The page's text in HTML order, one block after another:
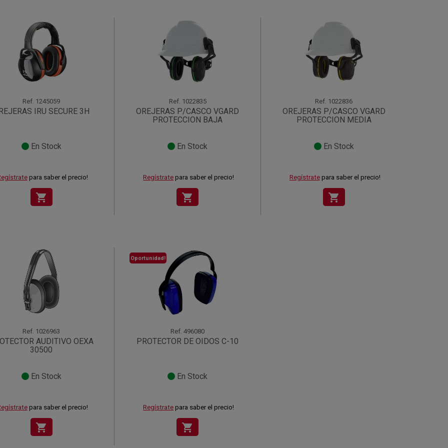
Ref. 1245059
IRU SECURE 3H
En Stock
para saber el precio!
shopping_cart
Ref. 1022835
OREJERAS P/CASCO VGARD
PROTECCION BAJA
En Stock
Regístrate para saber el precio!
shopping_cart
Ref. 1022836
OREJERAS P/CASCO VGARD
PROTECCION MEDIA
En Stock
Regístratepara saber el precio!
shopping_cart
Ref. 1026963
AUDITIVO OEXA
30500
En Stock
para saber el precio!
shopping_cart
Oportunidad!
Ref. 496080
PROTECTOR DE OIDOS C-10
En Stock
Regístrate para saber el precio!
shopping_cart